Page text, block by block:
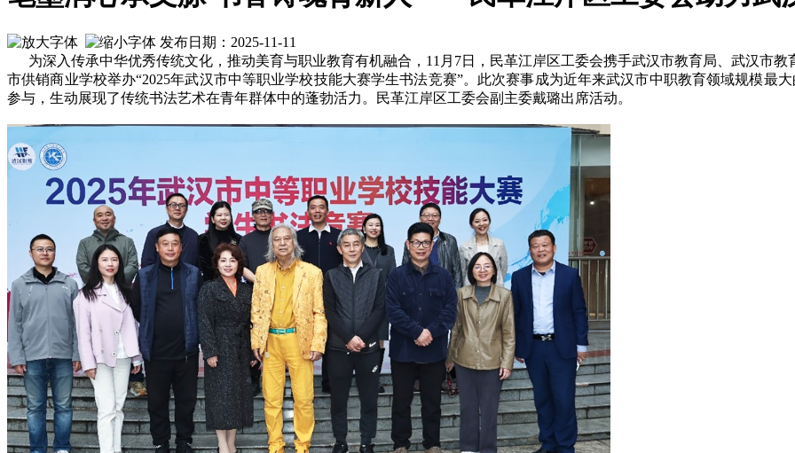
发布日期：2025-11-11
为深入传承中华优秀传统文化，推动美育与职业教育有机融合，11月7日，民革江岸区工委会携手武汉市教育局、武汉市教
市供销商业学校举办“2025年武汉市中等职业学校技能大赛学生书法竞赛”。此次赛事成为近年来武汉市中职教育领域规模最
参与，生动展现了传统书法艺术在青年群体中的蓬勃活力。民革江岸区工委会副主委戴璐出席活动。